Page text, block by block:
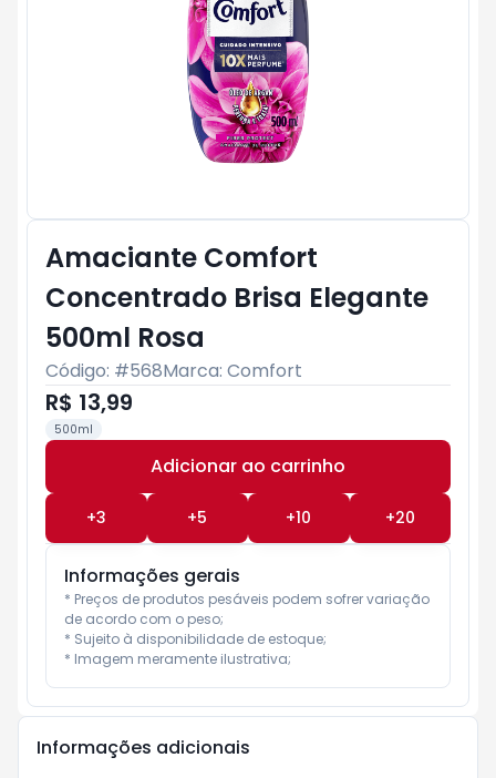
Amaciante Comfort
Concentrado Brisa Elegante
500ml Rosa
Código: #568Marca: Comfort
R$ 13,99
500ml
Adicionar ao carrinho
+3 +5 +10 +20
Informações gerais
* Preços de produtos pesáveis podem sofrer variação
de acordo com o peso;
* Sujeito à disponibilidade de estoque;
* Imagem meramente ilustrativa;
Informações adicionais